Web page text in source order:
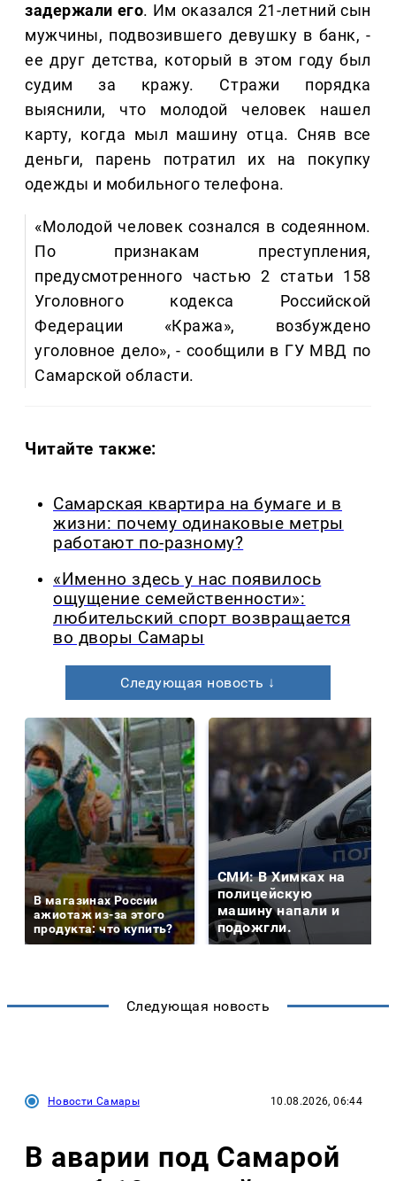
задержали его. Им оказался 21-летний сын
мужчины, подвозившего девушку в банк, -
ее друг детства, который в этом году был
судим за кражу. Стражи порядка
выяснили, что молодой человек нашел
карту, когда мыл машину отца. Сняв все
деньги, парень потратил их на покупку
одежды и мобильного телефона.
«Молодой человек сознался в содеянном.
По признакам преступления,
предусмотренного частью 2 статьи 158
Уголовного кодекса Российской
Федерации «Кража», возбуждено
уголовное дело», - сообщили в ГУ МВД по
Самарской области.
Читайте также:
Самарская квартира на бумаге и в
жизни: почему одинаковые метры
работают по-разному?
«Именно здесь у нас появилось
ощущение семейственности»:
любительский спорт возвращается
во дворы Самары
Следующая новость ↓
В магазинах России
ажиотаж из-за этого
продукта: что купить?
СМИ: В Химках на
полицейскую
машину напали и
подожгли.
Следующая новость
Новости Самары 10.08.2026, 06:44
В аварии под Самарой